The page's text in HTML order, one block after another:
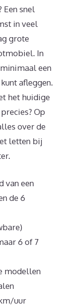
snel
in veel
grote
In
een
afleggen.
het huidige
Op
over de
letten bij
van een
de 6
6 of 7
modellen
uur